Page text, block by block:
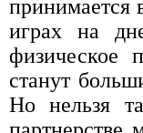
принимается
играх на
физическое
станут
Но нельзя